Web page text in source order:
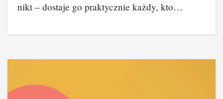
nikt – dostaje go praktycznie każdy, kto…